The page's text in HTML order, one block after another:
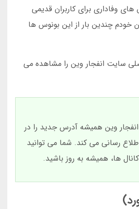
وفاداری برای کاربران قدیمی
چندین بار از این بونوس ها
سایت انفجار وین را مشاهده می
وین همیشه آدرس جدید را در
رسانی می کند. شما می توانید
ها، همیشه به روز باشید.